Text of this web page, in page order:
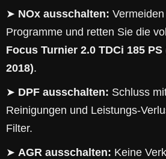
➤ NOx ausschalten:
Programme und retten Sie die
Focus Turnier 2.0 TDCi 185
2018).
➤ DPF ausschalten: Schluss
Reinigungen und Leistungs-
Filter.
➤ AGR ausschalten: Keine